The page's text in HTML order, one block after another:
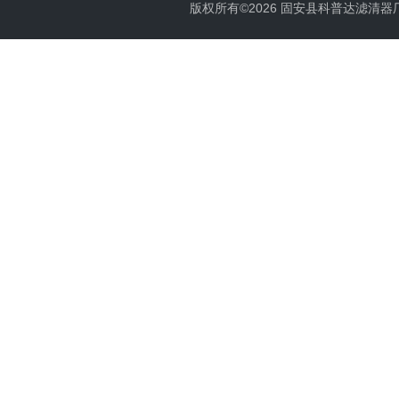
版权所有©2026 固安县科普达滤清